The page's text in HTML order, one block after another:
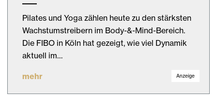
Pilates und Yoga zählen heute zu den stärksten
Wachstumstreibern im Body-&-Mind-Bereich.
Die FIBO in Köln hat gezeigt, wie viel Dynamik
aktuell im…
mehr Anzeige